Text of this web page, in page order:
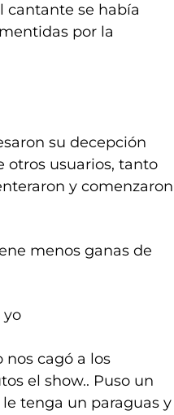
cantante se había
por la
su decepción
otros usuarios, tanto
y comenzaron
menos ganas de
yo
nos cagó a los
el show.. Puso un
tenga un paraguas y